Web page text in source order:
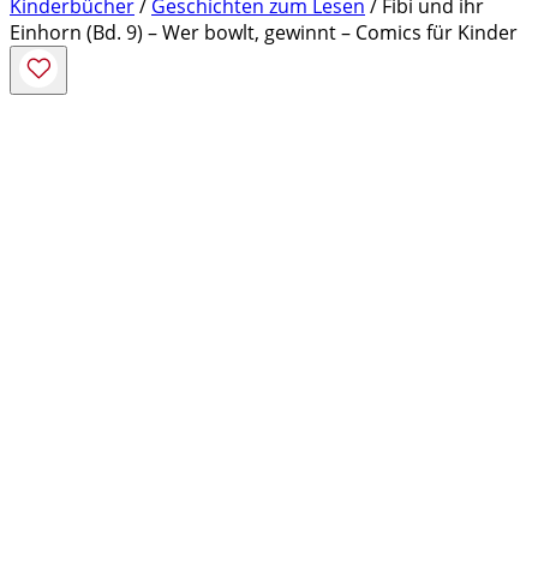
Kinderbücher/ Geschichten zum Lesen / Fibi und ihr
Einhorn (Bd. 9) – Wer bowlt, gewinnt – Comics für Kinder